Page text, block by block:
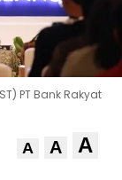
PT Bank Rakyat
A A A